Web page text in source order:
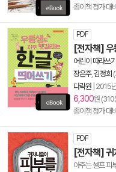
종이책 정가 대비
PDF
[전자책] 우
어린이 따라쓰
장은주, 김정희
다락원 2015
6,300원 (310
종이책 정가 대비
PDF
[전자책] 귀
아주는 셀프 피